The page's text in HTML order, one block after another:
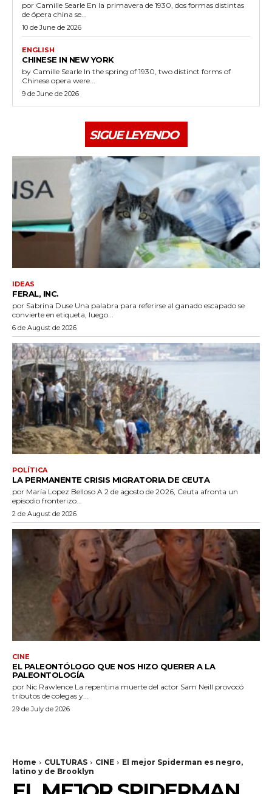
por Camille Searle En la primavera de 1930, dos formas distintas
de ópera china se...
10 de June de 2026
ENGLISH
CHINESE IN NEW YORK
by Camille Searle In the spring of 1930, two distinct forms of
Chinese opera were...
9 de June de 2026
SIGUE LEYENDO
IDEAS
FERAL, INC.
por Sabrina Duse Una palabra para referirse al ganado escapado se
convierte en etiqueta, luego...
6 de August de 2026
POLÍTICA
LA PERMANENTE CRISIS MIGRATORIA DE CEUTA
por María Lopez Belloso A 2 de agosto de 2026, Ceuta afronta un
episodio fronterizo...
2 de August de 2026
CINE
EL PALEONTÓLOGO QUE NOS HIZO QUERER A LA
PALEONTOLOGÍA
por Nic Rawlence La repentina muerte del actor Sam Neill provocó
tributos de colegas y...
29 de July de 2026